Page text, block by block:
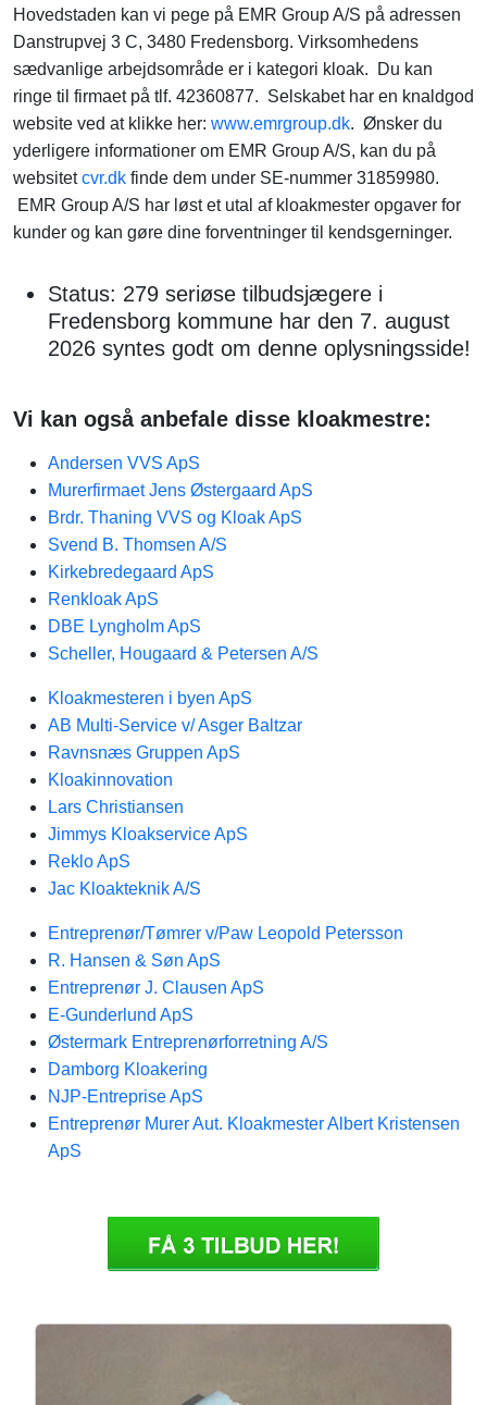
Hovedstaden kan vi pege på EMR Group A/S på adressen
Danstrupvej 3 C, 3480 Fredensborg. Virksomhedens
sædvanlige arbejdsområde er i kategori kloak. Du kan
ringe til firmaet på tlf. 42360877. Selskabet har en knaldgod
website ved at klikke her: www.emrgroup.dk. Ønsker du
yderligere informationer om EMR Group A/S, kan du på
websitetcvr.dk finde dem under SE-nummer 31859980.
EMR Group A/S har løst et utal af kloakmester opgaver for
kunder og kan gøre dine forventninger til kendsgerninger.
Status: 279 seriøse tilbudsjægere i
Fredensborg kommune har den 7. august
2026 syntes godt om denne oplysningsside!
Vi kan også anbefale disse kloakmestre:
Andersen VVS ApS
Murerfirmaet Jens Østergaard ApS
Brdr. Thaning VVS og Kloak ApS
Svend B. Thomsen A/S
Kirkebredegaard ApS
Renkloak ApS
DBE Lyngholm ApS
Scheller, Hougaard & Petersen A/S
Kloakmesteren i byen ApS
AB Multi-Service v/ Asger Baltzar
Ravnsnæs Gruppen ApS
Kloakinnovation
Lars Christiansen
Jimmys Kloakservice ApS
Reklo ApS
Jac Kloakteknik A/S
Entreprenør/Tømrer v/Paw Leopold Petersson
R. Hansen & Søn ApS
Entreprenør J. Clausen ApS
E-Gunderlund ApS
Østermark Entreprenørforretning A/S
Damborg Kloakering
NJP-Entreprise ApS
Entreprenør Murer Aut. Kloakmester Albert Kristensen
ApS